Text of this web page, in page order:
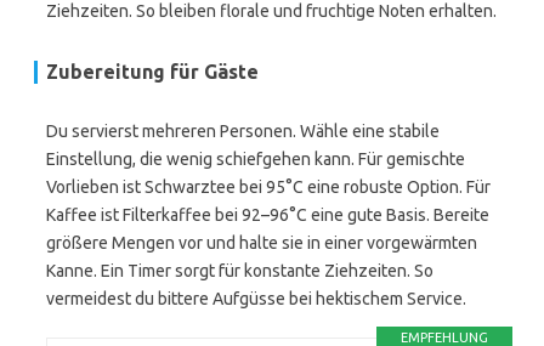
Ziehzeiten. So bleiben florale und fruchtige Noten erhalten.
Zubereitung für Gäste
Du servierst mehreren Personen. Wähle eine stabile
Einstellung, die wenig schiefgehen kann. Für gemischte
Vorlieben ist Schwarztee bei 95°C eine robuste Option. Für
Kaffee ist Filterkaffee bei 92–96°C eine gute Basis. Bereite
größere Mengen vor und halte sie in einer vorgewärmten
Kanne. Ein Timer sorgt für konstante Ziehzeiten. So
vermeidest du bittere Aufgüsse bei hektischem Service.
EMPFEHLUNG